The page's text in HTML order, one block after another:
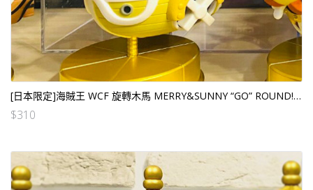
[日本限定]海賊王 WCF 旋轉木馬 MERRY&SUNNY “GO” ROUND! 索拍 (日版)
$310